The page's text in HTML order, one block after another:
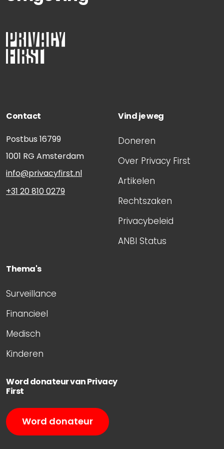
Contact
Postbus 16799
1001 RG Amsterdam
info@privacyfirst.nl
+31 20 810 0279
Vind je weg
Doneren
Over Privacy First
Artikelen
Rechtszaken
Privacybeleid
ANBI Status
Thema's
Surveillance
Financieel
Medisch
Kinderen
Word donateur van Privacy
First
Word donateur